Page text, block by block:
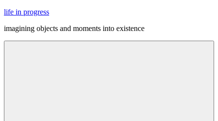
Skip
content
life in progress
imagining objects and moments into existence